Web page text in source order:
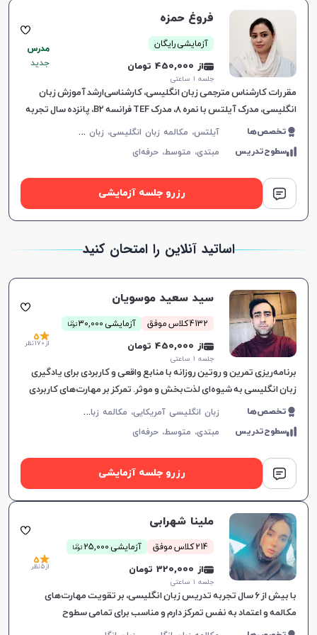
فروغ حمزه
آزمایشی رایگان
از 450,000 تومان
جلسه ۱ ساعتی
مدرس
جدید
مقررات کارشناس مترجمی زبان انگلیسی، کارشناسی‌ارشد آموزش زبان
انگلیسی، مدرک آیلتس با نمره 8، مدرک TEF فرانسه B2، پانزده سال تجربه
تدریس.
تخصص‌ها آ
یلتس، مکالمه زبان انگلیسی، زبان انگلیسی عمومی، گرامر زبان انگلیسی، زبان انگلیسی آمریکایی، زبان انگلیسی کنکور سراسری، زبان انگلیسی کنکور کاردانی، زبان انگلیسی کنکور ارشد، زبان انگلیسی کنکور دکتری، زبان انگلیسی هفتم دبیرستان، زبان انگلیسی هشتم دبیرستان، زبان انگلیسی نهم دبیرستان، زبان انگلیسی دهم دبیرستان، زبان انگلیسی یازدهم دبیرستان، زبان انگلیسی دوازدهم دبیرستان، زبان انگلیسی کودکان، سلپیپ، دولینگو
سطوح‌تدریس مبتدی، متوسط،حرفه‌ای
رزرو جلسه آزمایشی
اساتید آنلاین را امتحان کنید
سید سعید موسویان
4132 کلاس موفق آزمایشی 30,000 توما
ن
از 450,000 تومان
جلسه ۱ ساعتی
5
از 170 نظر
برنامه‌ریزی تمرین و روتین روزانه با منابع واقعی و کاربردی برای یادگیری
زبان انگلیسی به شیوه‌ای لذت‌بخش و موثر. تمرکز بر مهارت‌های کاربردی
در زندگی روزمره.
تخصص‌ها ز
بان انگلیسی آمریکایی، مکالمه زبان انگلیسی، زبان انگلیسی عمومی، گرامر زبان انگلیسی
سطوح‌تدریس مبتدی، متوسط،حرفه‌ای
رزرو جلسه آزمایشی
ملینا شهرابی
214 کلاس موفق آزمایشی 25,000 توما
ن
از 320,000 تومان
جلسه ۱ ساعتی
5
از 5 نظر
با بیش از ۶ سال تجربه تدریس زبان انگلیسی، بر تقویت مهارت‌های
مکالمه و اعتماد به نفس تمرکز دارم و مناسب برای تمامی سطوح
زبان‌آموزان هستم.